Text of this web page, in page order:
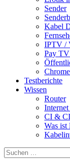
Sender
Kabel
IPTV /
Pay
Testberichte
Wissen
Router
CI &
Was
Suchen
nach: